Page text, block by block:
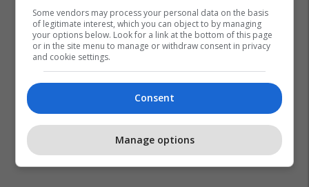
Some vendors may process your personal data on the basis
of legitimate interest, which you can object to by managing
your options below. Look for a link at the bottom of this page
or in the site menu to manage or withdraw consent in privacy
and cookie settings.
Consent
Manage options